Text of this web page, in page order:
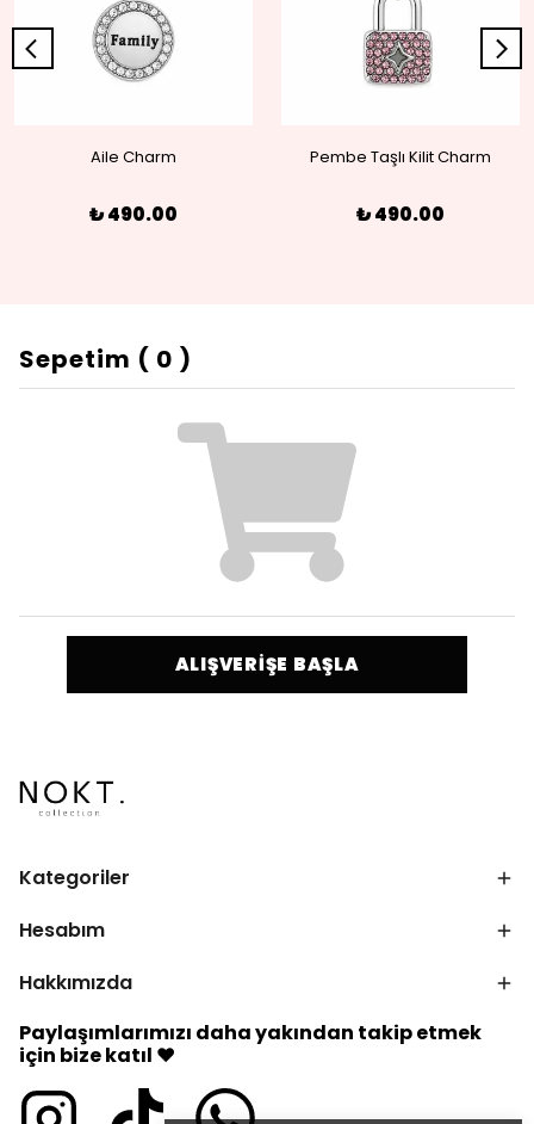
Aile Charm
₺ 490.00
Pembe Taşlı Kilit Charm
₺ 490.00
Sepetim ( 0 )
ALIŞVERİŞE BAŞLA
Kategoriler
Hesabım
Hakkımızda
Paylaşımlarımızı daha yakından takip etmek
için bize katıl ♥